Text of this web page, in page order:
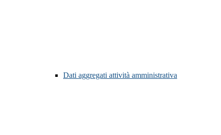
Dati aggregati attività amministrativa